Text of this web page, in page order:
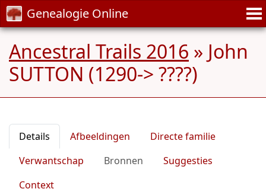
Genealogie Online
Ancestral Trails 2016 » John
SUTTON (1290-> ????)
Details Afbeeldingen
Directe familie
Verwantschap
Bronnen
Suggesties
Context